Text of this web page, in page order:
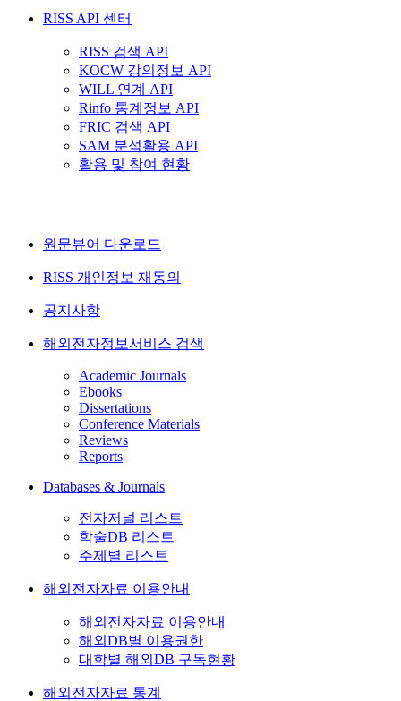
RISS API 센터
RISS 검색 API
KOCW 강의정보 API
WILL 연계 API
Rinfo 통계정보 API
FRIC 검색 API
SAM 분석활용 API
활용 및 참여 현황
원문뷰어 다운로드
RISS 개인정보 재동의
공지사항
해외전자정보서비스 검색
Academic Journals
Ebooks
Dissertations
Conference Materials
Reviews
Reports
Databases & Journals
전자저널 리스트
학술DB 리스트
주제별 리스트
해외전자자료 이용안내
해외전자자료 이용안내
해외DB별 이용권한
대학별 해외DB 구독현황
해외전자자료 통계